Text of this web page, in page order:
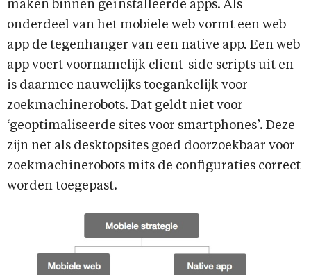
maken binnen geïnstalleerde apps. Als
onderdeel van het mobiele web vormt een web
app de tegenhanger van een native app. Een web
app voert voornamelijk client-side scripts uit en
is daarmee nauwelijks toegankelijk voor
zoekmachinerobots. Dat geldt niet voor
‘geoptimaliseerde sites voor smartphones’. Deze
zijn net als desktopsites goed doorzoekbaar voor
zoekmachinerobots mits de configuraties correct
worden toegepast.